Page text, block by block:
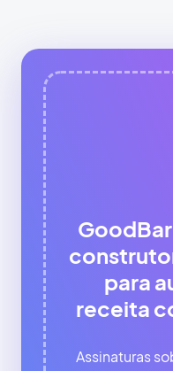
para
receita
Assinaturas